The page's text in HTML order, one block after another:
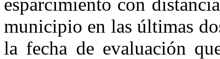
municipio en las últimas
la fecha de evaluación